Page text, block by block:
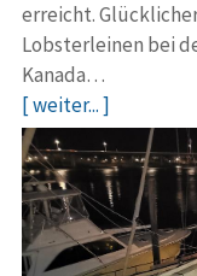
erreicht.
Lobsterleinen bei
Kanada…
[ weiter... ]